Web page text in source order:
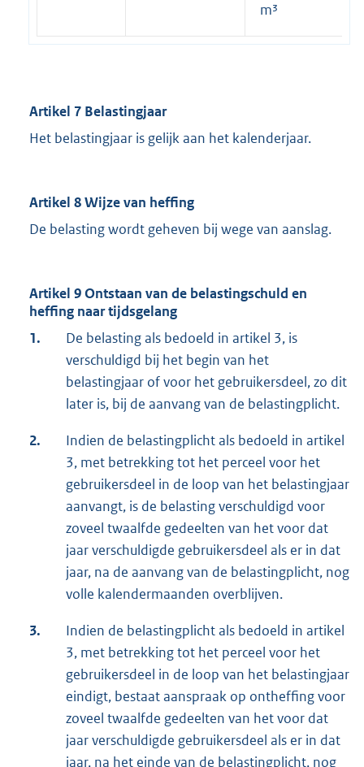
m³
Artikel 7 Belastingjaar
Het belastingjaar is gelijk aan het kalenderjaar.
Artikel 8 Wijze van heffing
De belasting wordt geheven bij wege van aanslag.
Artikel 9 Ontstaan van de belastingschuld en
heffing naar tijdsgelang
1.
De belasting als bedoeld in artikel 3, is
verschuldigd bij het begin van het
belastingjaar of voor het gebruikersdeel, zo dit
later is, bij de aanvang van de belastingplicht.
2.
Indien de belastingplicht als bedoeld in artikel
3, met betrekking tot het perceel voor het
gebruikersdeel in de loop van het belastingjaar
aanvangt, is de belasting verschuldigd voor
zoveel twaalfde gedeelten van het voor dat
jaar verschuldigde gebruikersdeel als er in dat
jaar, na de aanvang van de belastingplicht, nog
volle kalendermaanden overblijven.
3.
Indien de belastingplicht als bedoeld in artikel
3, met betrekking tot het perceel voor het
gebruikersdeel in de loop van het belastingjaar
eindigt, bestaat aanspraak op ontheffing voor
zoveel twaalfde gedeelten van het voor dat
jaar verschuldigde gebruikersdeel als er in dat
jaar, na het einde van de belastingplicht, nog